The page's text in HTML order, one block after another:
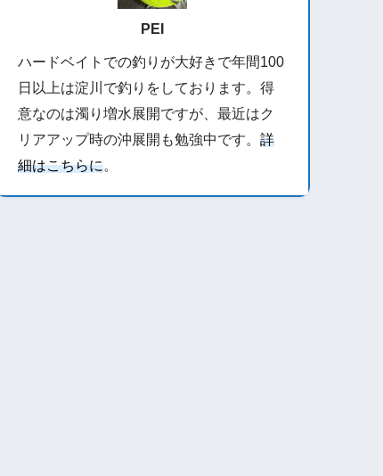
PEI
ハードベイトでの釣りが大好きで年間100
日以上は淀川で釣りをしております。得
意なのは濁り増水展開ですが、最近はク
リアアップ時の沖展開も勉強中です。詳
細はこちらに。